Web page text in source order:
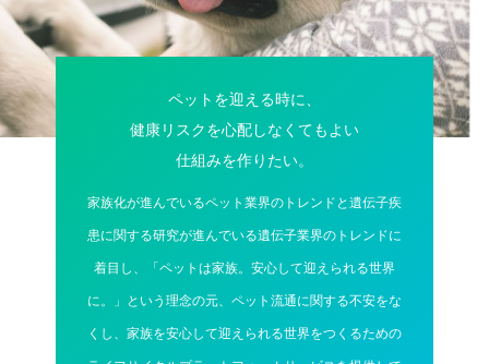
ペットを迎える時に、
健康リスクを心配しなくてもよい
仕組みを作りたい。
家族化が進んでいるペット業界のトレンドと遺伝子疾
患に関する研究が進んでいる遺伝子業界のトレンドに
着目し、「ペットは家族。安心して迎えられる世界
に。」という理念の元、ペット流通に関する不安をな
くし、家族を安心して迎えられる世界をつくるための